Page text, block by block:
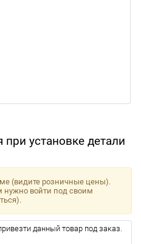
при установке детали
(видите розничные цены).
нужно войти под своим
данный товар под заказ.